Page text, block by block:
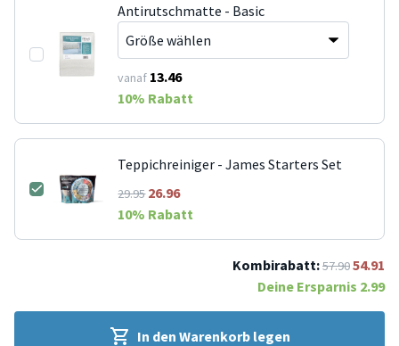
Antirutschmatte - Basic
vanaf 13.46
10% Rabatt
Teppichreiniger - James Starters Set
29.9526.96
10% Rabatt
Kombirabatt:57.9054.91
Deine Ersparnis 2.99
In den Warenkorb legen